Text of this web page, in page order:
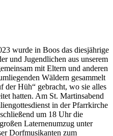
wurde in Boos das diesjährige
und Jugendlichen aus unserem
mit Eltern und anderen
Wäldern gesammelt
der Hüh“ gebracht, wo sie alles
hatten. Am St. Martinsabend
in der Pfarrkirche
um 18 Uhr die
Laternenumzug unter
Dorfmusikanten zum